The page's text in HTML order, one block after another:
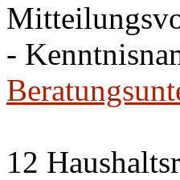
-
12